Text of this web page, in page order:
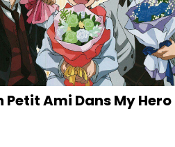
Petit Ami Dans My Hero